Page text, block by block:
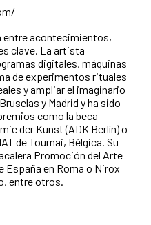
entre acontecimientos,
clave. La artista
digitales, máquinas
de experimentos rituales
y ampliar el imaginario
y Madrid y ha sido
como la beca
der Kunst (ADK Berlín) o
de Tournai, Bélgica. Su
Promoción del Arte
España en Roma o Nirox
entre otros.